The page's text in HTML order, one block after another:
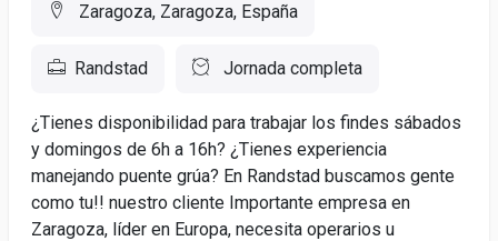
Zaragoza, Zaragoza, España
Randstad Jornada completa
¿Tienes disponibilidad para trabajar los findes sábados
y domingos de 6h a 16h? ¿Tienes experiencia
manejando puente grúa? En Randstad buscamos gente
como tu!! nuestro cliente Importante empresa en
Zaragoza, líder en Europa, necesita operarios u